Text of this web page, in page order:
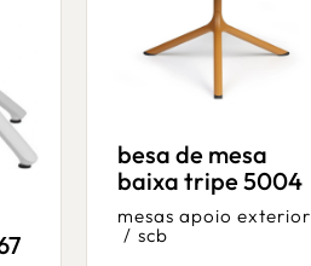
besa de mesa
baixa tripe 5004
mesas apoio exterior
/ scb